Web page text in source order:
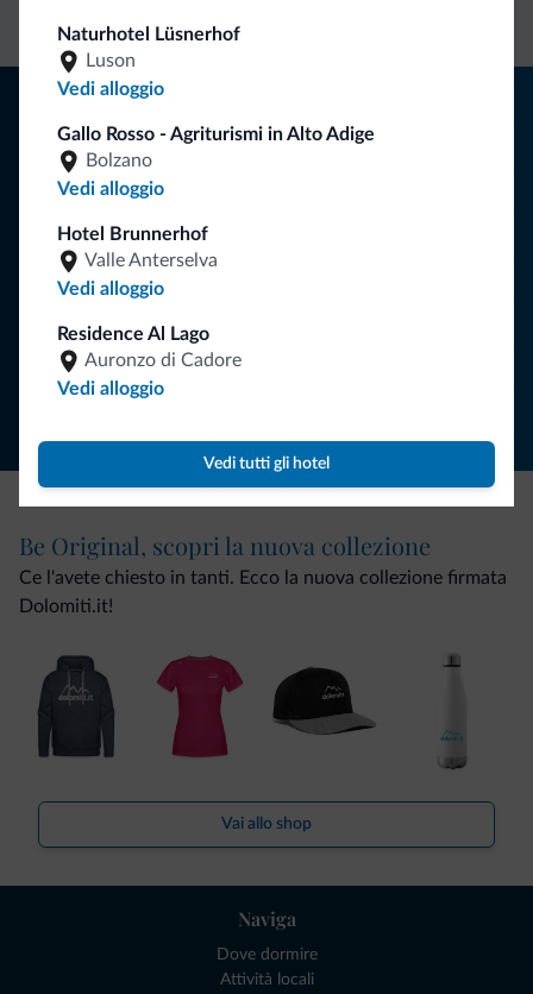
Naturhotel Lüsnerhof
Luson
Vedi alloggio
Gallo Rosso - Agriturismi in Alto Adige
Bolzano
Vedi alloggio
Hotel Brunnerhof
Valle Anterselva
Vedi alloggio
Residence Al Lago
Auronzo di Cadore
Vedi alloggio
Vedi tutti gli hotel
Segui Dolomiti.it
Consigli dalle Dolomiti
Riceverai informazioni, offerte esclusive e news per la tua
ISCRIVITI ALLA NEWSLETTER
Be Original, scopri la nuova collezione
Ce l'avete chiesto in tanti. Ecco la nuova collezione firmata
Dolomiti.it!
Vai allo shop
Naviga
Dove dormire
Attività locali